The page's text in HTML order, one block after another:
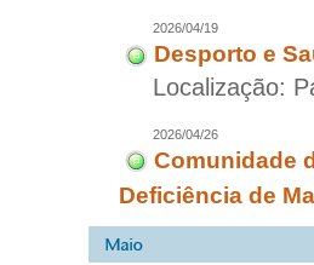
2026/04/19
Desporto e
Localização:
2026/04/26
Comunidade
Deficiência de